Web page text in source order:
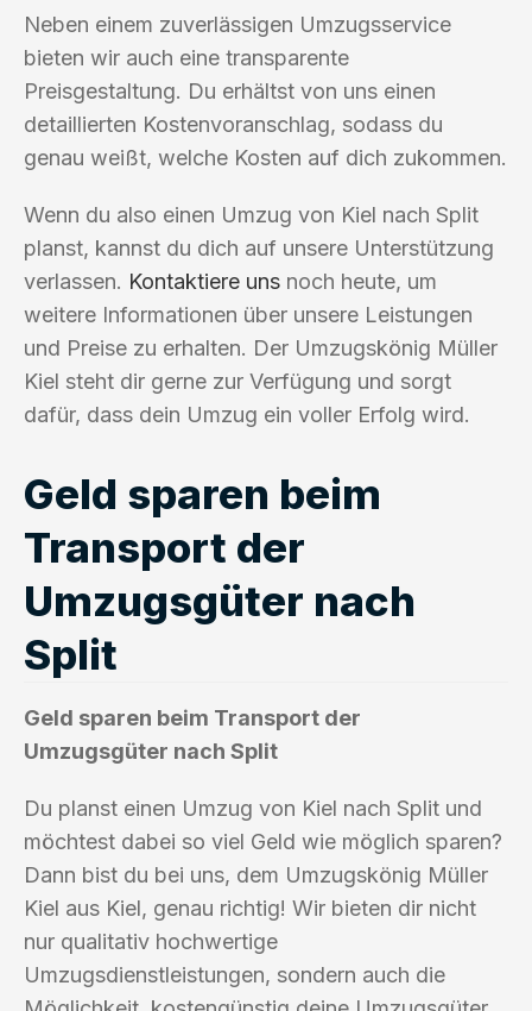
Neben einem zuverlässigen Umzugsservice
bieten wir auch eine transparente
Preisgestaltung. Du erhältst von uns einen
detaillierten Kostenvoranschlag, sodass du
genau weißt, welche Kosten auf dich zukommen.
Wenn du also einen Umzug von Kiel nach Split
planst, kannst du dich auf unsere Unterstützung
verlassen. Kontaktiere uns noch heute, um
weitere Informationen über unsere Leistungen
und Preise zu erhalten. Der Umzugskönig Müller
Kiel steht dir gerne zur Verfügung und sorgt
dafür, dass dein Umzug ein voller Erfolg wird.
Geld sparen beim
Transport der
Umzugsgüter nach
Split
Geld sparen beim Transport der
Umzugsgüter nach Split
Du planst einen Umzug von Kiel nach Split und
möchtest dabei so viel Geld wie möglich sparen?
Dann bist du bei uns, dem Umzugskönig Müller
Kiel aus Kiel, genau richtig! Wir bieten dir nicht
nur qualitativ hochwertige
Umzugsdienstleistungen, sondern auch die